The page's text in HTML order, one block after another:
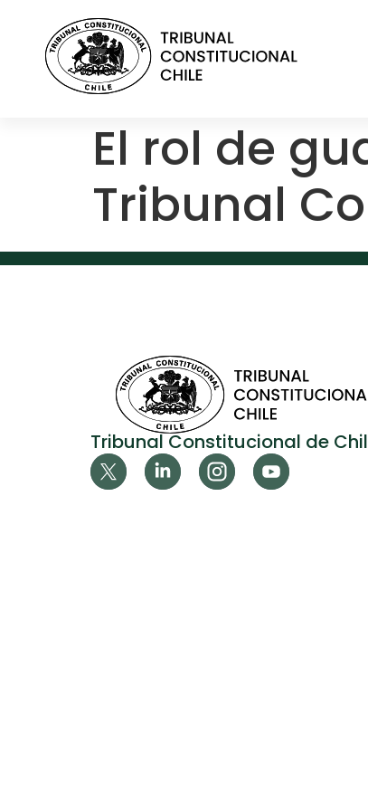
El rol de
Tribunal
Tribunal Constitucional de